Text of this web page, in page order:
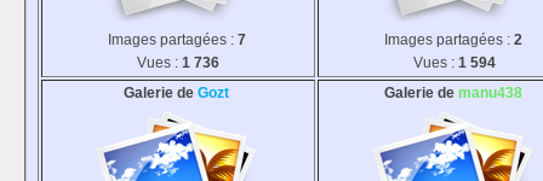
Images partagées : 7
Vues : 1 736
Images partagées : 2
Vues : 1 594
Galerie de Gozt Galerie de manu438